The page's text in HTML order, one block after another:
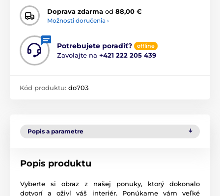
Doprava zdarma od 88,00 €
Možnosti doručenia ›
Potrebujete poradiť? offline
Zavolajte na +421 222 205 439
Kód produktu: do703
Popis a parametre
Popis produktu
Vyberte si obraz z našej ponuky, ktorý dokonalo
dotvorí a oživí váš interiér. Ponúkame vám veľké